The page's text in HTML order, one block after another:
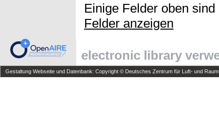
Einige Felder oben
Felder anzeigen
electronic library
Gestaltung Webseite und Datenbank: Copyright © Deutsches Zentrum für Luft- und